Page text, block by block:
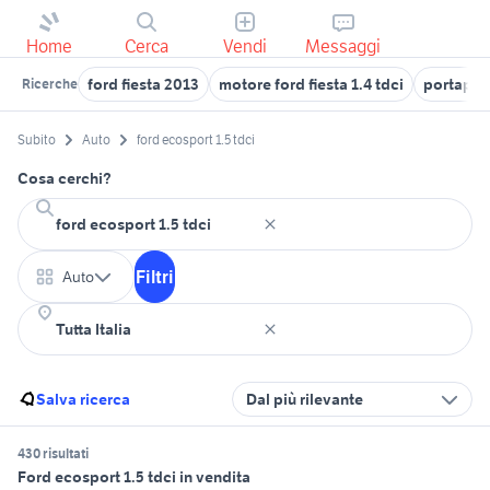
Home Cerca Vendi Messaggi
Ricerche ford fiesta 2013 motore ford fiesta 1.4 tdci
Subito Auto ford ecosport 1.5 tdci
Cosa cerchi?
Auto Filtri
Salva ricerca Dal più rilevante
430 risultati
Ford ecosport 1.5 tdci in vendita